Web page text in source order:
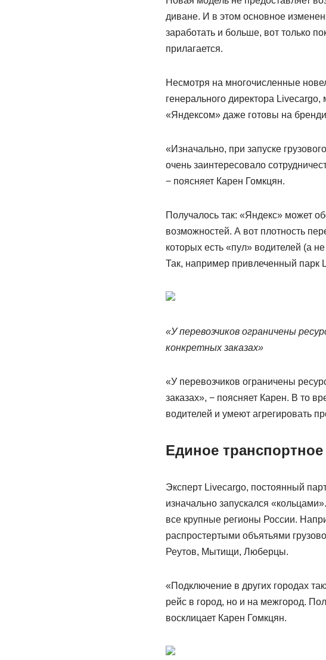
диване. И в этом основное
заработать и больше, вот только
прилагается.
Несмотря на многочисленные
генерального директора
«Яндексом» даже готовы на
«Изначально, при запуске
очень заинтересовало
− поясняет Карен Гомкцян.
Получалось так: «Яндекс» может
возможностей. А вот плотность
которых есть «пул» водителей (а
Так, например привлеченный парк
«У перевозчиков ограничены
конкретных заказах»
«У перевозчиков ограничены
заказах», − поясняет Карен. В то
водителей и умеют агрегировать
Единое
Экcперт Livecargo, постоянный
изначально запускался
все крупные регионы России.
распростертыми объятьями
Реутов, Мытищи, Люберцы.
«Подключение в других городах
рейс в город, но и на межгород.
восклицает Карен Гомкцян.